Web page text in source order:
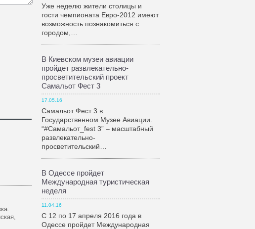
Уже неделю жители столицы и
гости чемпионата Евро-2012 имеют
возможность познакомиться с
городом,…
В Киевском музеи авиации
пройдет развлекательно-
просветительский проект
Самальот Фест 3
17.05.16
Самальот Фест 3 в
Государственном Музее Авиации.
“#Самальот_fest 3” – масштабный
развлекательно-
просветительский…
В Одессе пройдет
Международная туристическая
неделя
11.04.16
С 12 по 17 апреля 2016 года в
Одессе пройдет Международная